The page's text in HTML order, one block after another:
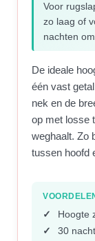
Voor
zo laag of
nachten
De ideale
één vast
nek en de
op met losse
weghaalt. Zo
tussen hoofd
Hoogte
30